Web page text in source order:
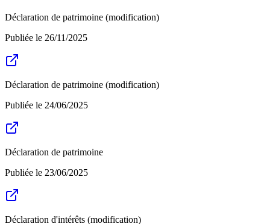
Déclaration de patrimoine (modification)
Publiée le 26/11/2025
Déclaration de patrimoine (modification)
Publiée le 24/06/2025
Déclaration de patrimoine
Publiée le 23/06/2025
Déclaration d'intérêts (modification)